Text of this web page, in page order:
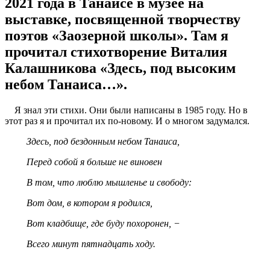
выставке, посвященной творчеству
поэтов «Заозерной школы». Там я
прочитал стихотворение Виталия
Калашникова «Здесь, под высоким
небом Танаиса…».
Я знал эти стихи. Они были написаны в 1985 году. Но в
этот раз я и прочитал их по-новому. И о многом задумался.
Здесь, под бездонным небом Танаиса,
Перед собой я больше не виновен
В том, что люблю мышленье и свободу:
Вот дом, в котором я родился,
Вот кладбище, где буду похоронен, −
Всего минут пятнадцать ходу.